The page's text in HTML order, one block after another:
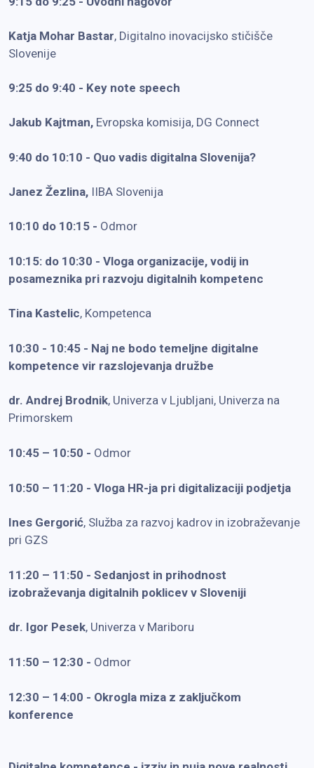
Katja Mohar Bastar, Digitalno inovacijsko stičišče
Slovenije
9:25 do 9:40 - Key note speech
Jakub Kajtman, Evropska komisija, DG Connect
9:40 do 10:10 - Quo vadis digitalna Slovenija?
Janez Žezlina, IIBA Slovenija
10:10 do 10:15 - Odmor
10:15: do 10:30 - Vloga organizacije, vodij in
posameznika pri razvoju digitalnih kompetenc
Tina Kastelic, Kompetenca
10:30 - 10:45 - Naj ne bodo temeljne digitalne
kompetence vir razslojevanja družbe
dr. Andrej Brodnik, Univerza v Ljubljani, Univerza na
Primorskem
10:45 – 10:50 - Odmor
10:50 – 11:20 - Vloga HR-ja pri digitalizaciji podjetja
Ines Gergorić, Služba za razvoj kadrov in izobraževanje
pri GZS
11:20 – 11:50 - Sedanjost in prihodnost
izobraževanja digitalnih poklicev v Sloveniji
dr. Igor Pesek, Univerza v Mariboru
11:50 – 12:30 - Odmor
12:30 – 14:00 - Okrogla miza z zaključkom
konference